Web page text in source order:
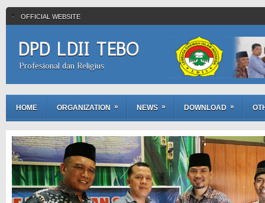
OFFICIAL WEBSITE
DPD LDII TEBO
Profesional dan Religius
HOME ORGANIZATION » NEWS » DOWNLOAD »